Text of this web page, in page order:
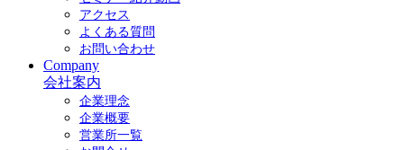
アクセス
よくある質問
お問い合わせ
Company
会社案内
企業理念
企業概要
営業所一覧